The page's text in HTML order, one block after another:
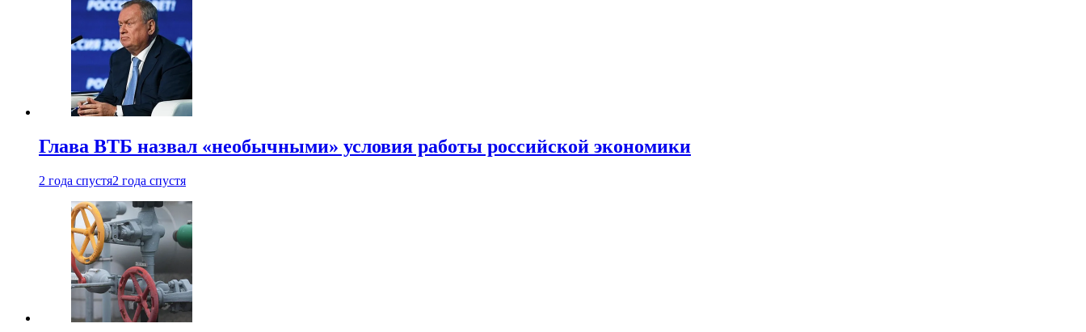
Глава ВТБ назвал «необычными» условия работы российской экономики
2 года спустя2 года спустя